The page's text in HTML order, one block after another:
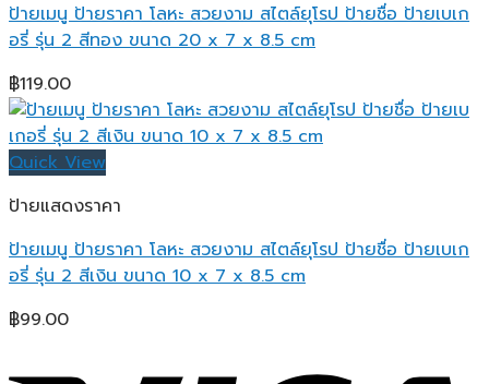
ป้ายเมนู ป้ายราคา โลหะ สวยงาม สไตล์ยุโรป ป้ายชื่อ ป้ายเบเก
อรี่ รุ่น 2 สีทอง ขนาด 20 x 7 x 8.5 cm
฿119.00
Quick View
ป้ายแสดงราคา
ป้ายเมนู ป้ายราคา โลหะ สวยงาม สไตล์ยุโรป ป้ายชื่อ ป้ายเบเก
อรี่ รุ่น 2 สีเงิน ขนาด 10 x 7 x 8.5 cm
฿99.00